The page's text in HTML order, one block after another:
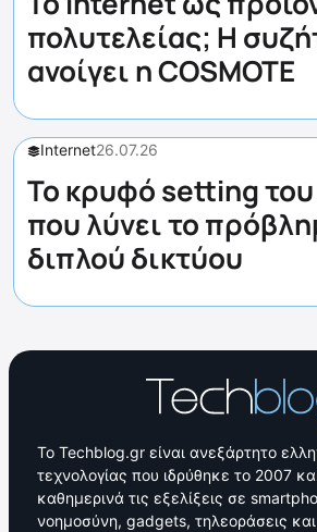
πολυτελείας; Η
ανοίγει η COSMOTE
Internet26.07.26
Το κρυφό setting
που λύνει το
διπλού δικτύου
Το Techblog.gr είναι ανεξάρτητο
τεχνολογίας που ιδρύθηκε το 2007
καθημερινά τις εξελίξεις σε
νοημοσύνη, gadgets, τηλεοράσεις